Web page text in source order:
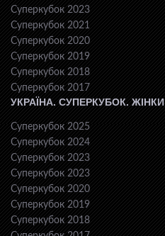
Суперкубок 2023
Суперкубок 2021
Суперкубок 2020
Суперкубок 2019
Суперкубок 2018
Суперкубок 2017
УКРАЇНА. СУПЕРКУБОК. ЖІНКИ
Суперкубок 2025
Суперкубок 2024
Суперкубок 2023
Суперкубок 2023
Суперкубок 2020
Суперкубок 2019
Суперкубок 2018